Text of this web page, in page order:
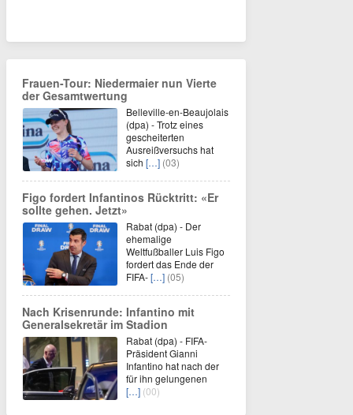
Frauen-Tour: Niedermaier nun Vierte
der Gesamtwertung
Belleville-en-Beaujolais
(dpa) - Trotz eines
gescheiterten
Ausreißversuchs hat
sich […] (03)
Figo fordert Infantinos Rücktritt: «Er
sollte gehen. Jetzt»
Rabat (dpa) - Der
ehemalige
Weltfußballer Luis Figo
fordert das Ende der
FIFA-[…] (05)
Nach Krisenrunde: Infantino mit
Generalsekretär im Stadion
Rabat (dpa) - FIFA-
Präsident Gianni
Infantino hat nach der
für ihn gelungenen
[…] (00)